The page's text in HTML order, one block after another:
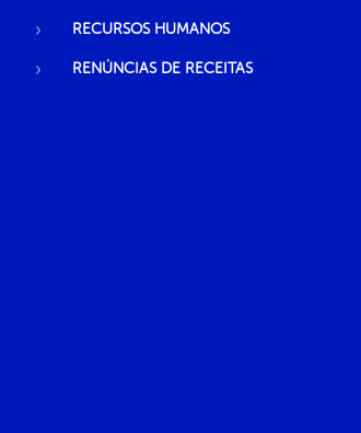
RECURSOS HUMANOS
RENÚNCIAS DE RECEITAS